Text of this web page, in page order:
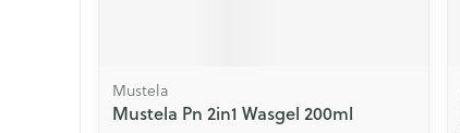
Mustela
Mustela Pn 2in1 Wasgel 200ml